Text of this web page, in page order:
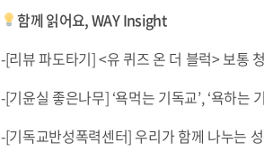
함께 읽어요, WAY Insight
-[리뷰 파도타기] <유 퀴즈 온 더 블럭> 보통
-[기윤실 좋은나무] ‘욕먹는 기독교’, ‘욕하는
-[기독교반성폭력센터] 우리가 함께 나누는